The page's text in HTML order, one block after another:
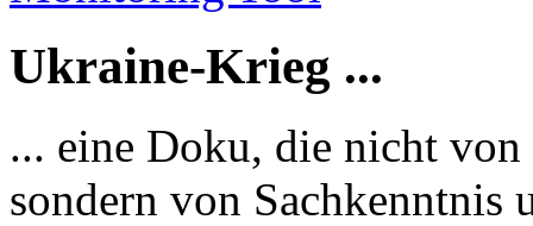
Ukraine-Krieg ...
... eine Doku, die nicht
sondern von Sachkenntnis